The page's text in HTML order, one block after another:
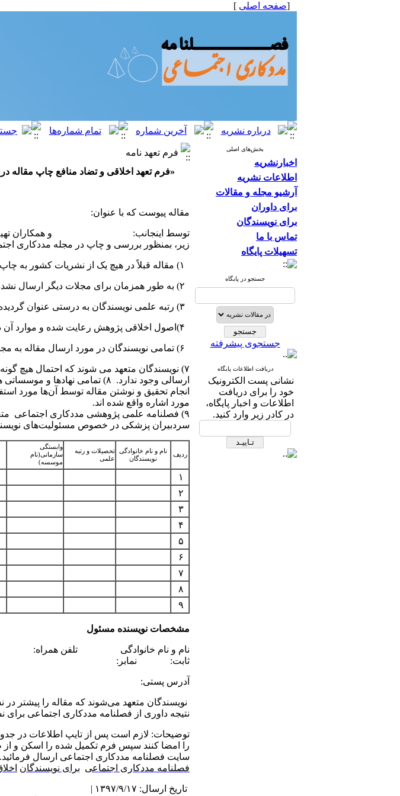
[صفحه اصلی ]
بخش‌های اصلی
اخبارنشریه
اطلاعات نشریه
آرشیو مجله و مقالات
برای داوران
برای نویسندگان
تماس با ما
تسهیلات پایگاه
جستجو در پایگاه
جستجوی پیشرفته
دریافت اطلاعات پایگاه
نشانی پست الکترونیک
خود را برای دریافت
اطلاعات و اخبار پایگاه،
در کادر زیر وارد کنید.
فرم تعهد نامه
«فرم تعهد اخلاقی و تضاد منافع چاپ
مقاله پیوست که با عنوان:
توسط اینجانب: و همکاران تهیه شده
زیر، بمنظور بررسی و چاپ در مجله مددکاری
۷) نویسندگان متعهد می­ شوند که احتمال هیچ گونه تعارض در منافع (
ارسالی وجود ندارد. ۸) تمامی
انجام تحقیق و نوشتن مقاله توسط آن‌ها مورد
مورد اشاره واقع شده­ اند.
۹) فصلنامه علمی پژوهشی مددکاری اجتماعی
سردبیران پزشکی در خصوص مسئولیت‌های
ردیف
نام و نام خانوادگی
نویسندگان
تحصیلات و رتبه
علمی
وابستگی
سازمانی(نام
موسسه)
مشخصات نویسنده مسئول
نام و نام خانوادگی تلفن
ثابت: نمابر:
آدرس پستی:
نویسندگان متعهد می‌شوند که مقاله را پیشتر در
نتیجه داوری از فصلنامه مددکاری اجتماعی برای
توضیحات: لازم است پس از تایپ اطلاعات در
را امضا کنند سپس فرم تکمیل شده را اسکن و
سایت فصلنامه مددکاری اجتماعی ارسال فرمائید.
فصلنامه مددکاری اجتماعی برای نویسندگان
تاریخ ارسال: ۱۳۹۷/۹/۱۷ |